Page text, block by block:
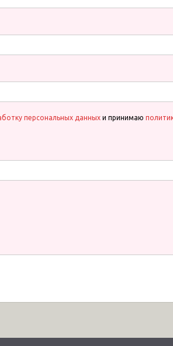
персональных данных и принимаю